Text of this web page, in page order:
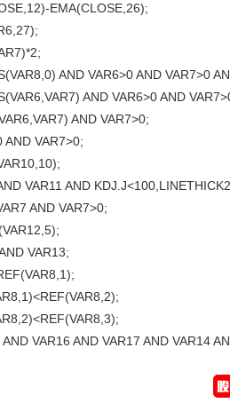
EMA(CLOSE,26);
AND VAR6>0 AND VAR7>0
AND VAR6>0 AND
AND VAR7>0;
AND VAR7>0;
VAR11 AND
AND VAR7>0;
VAR13;
VAR16 AND VAR17 AND VAR14